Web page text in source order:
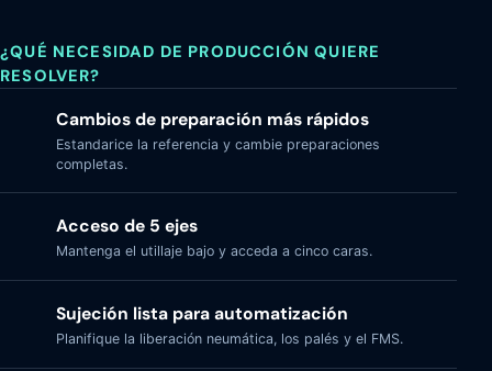
¿QUÉ NECESIDAD DE PRODUCCIÓN QUIERE
RESOLVER?
Cambios de preparación más rápidos
Estandarice la referencia y cambie preparaciones
completas.
Acceso de 5 ejes
Mantenga el utillaje bajo y acceda a cinco caras.
Sujeción lista para automatización
Planifique la liberación neumática, los palés y el FMS.